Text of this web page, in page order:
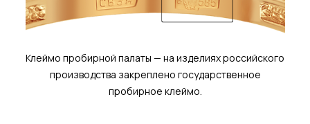
Клеймо пробирной палаты — на изделиях российского
производства закреплено государственное
пробирное клеймо.